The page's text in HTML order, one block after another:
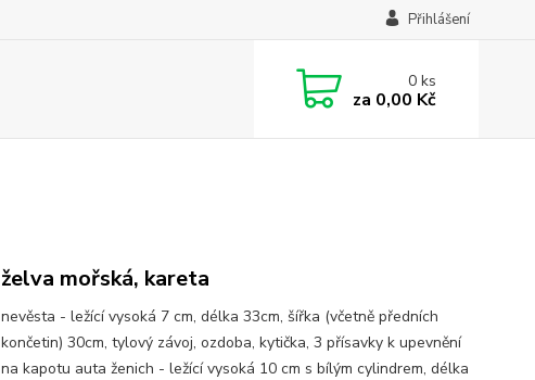
Přihlášení
0ks
za 0,00 Kč
želva mořská, kareta
nevěsta - ležící vysoká 7 cm, délka 33cm, šířka (včetně předních
končetin) 30cm, tylový závoj, ozdoba, kytička, 3 přísavky k upevnění
na kapotu auta ženich - ležící vysoká 10 cm s bílým cylindrem, délka